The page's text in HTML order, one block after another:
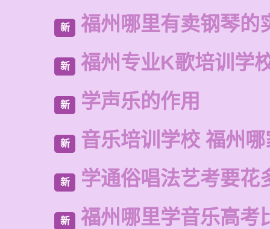
新 福州哪里有卖钢琴的
新 福州专业K歌培训学
新 学声乐的作用
新 音乐培训学校 福州
新 学通俗唱法艺考要花
新 福州哪里学音乐高考